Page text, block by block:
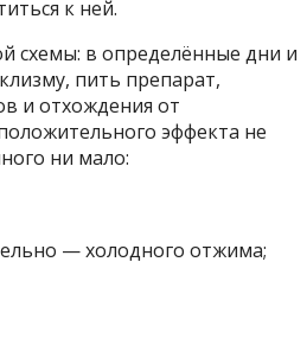
к ней.
схемы: в определённые дни и
пить препарат,
и отхождения от
эффекта не
ни мало:
— холодного отжима;